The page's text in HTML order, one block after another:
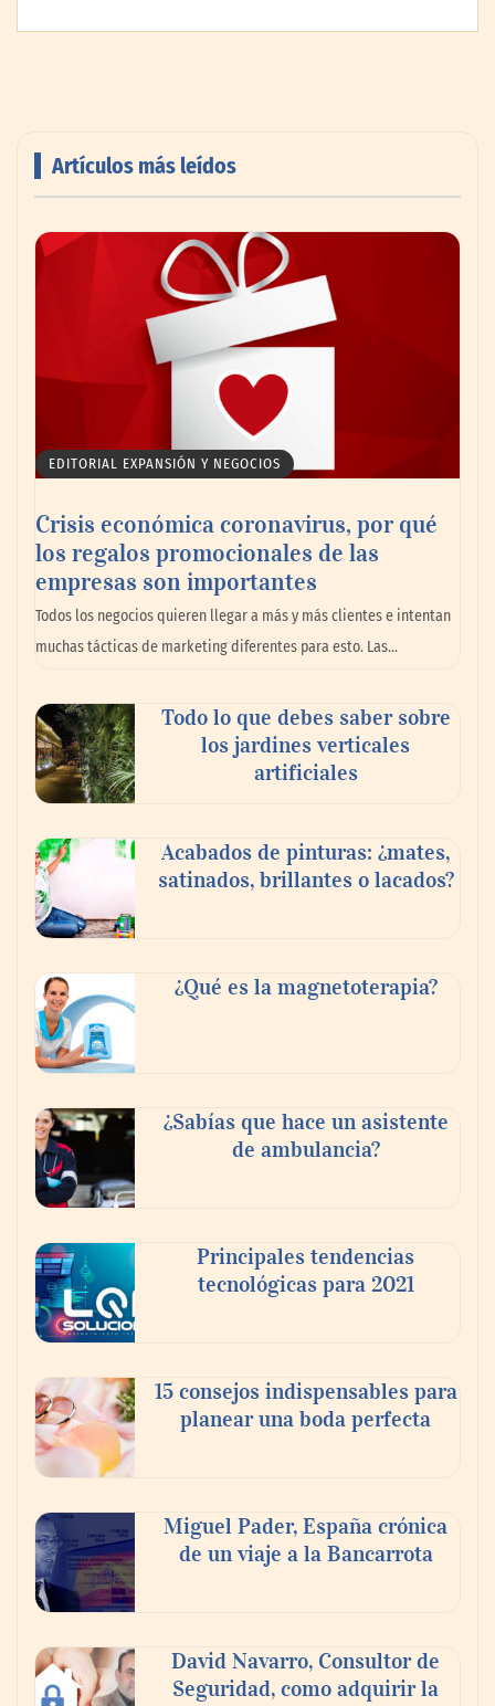
impulsando la colaboración en el sector
La omnicanalidad redefine la forma de
planear viajes en México
buscan proyectar talento mexicano y
fortalecer el turismo médico
En el Día de la Cerveza, Grupo Modelo
mundo elige para reunirse: 7 de cada 10 la
escogen
compromiso para el eclipse solar del 12 de
agosto
Artículos más leídos
EDITORIAL EXPANSIÓN Y NEGOCIOS
Crisis económica coronavirus, por qué
los regalos promocionales de las
empresas son importantes
Todos los negocios quieren llegar a más y más clientes e intentan
muchas tácticas de marketing diferentes para esto. Las…
Todo lo que debes saber sobre
los jardines verticales
artificiales
Acabados de pinturas: ¿mates,
satinados, brillantes o lacados?
¿Qué es la magnetoterapia?
¿Sabías que hace un asistente
de ambulancia?
Principales tendencias
tecnológicas para 2021
15 consejos indispensables para
planear una boda perfecta
Miguel Pader, España crónica
de un viaje a la Bancarrota
David Navarro, Consultor de
Seguridad, como adquirir la